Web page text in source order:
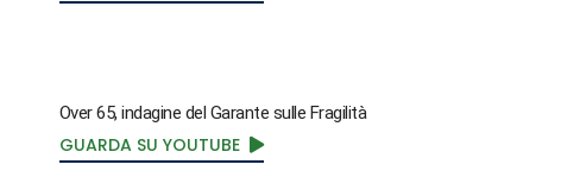
Over 65, indagine del Garante sulle Fragilità
GUARDA SU YOUTUBE